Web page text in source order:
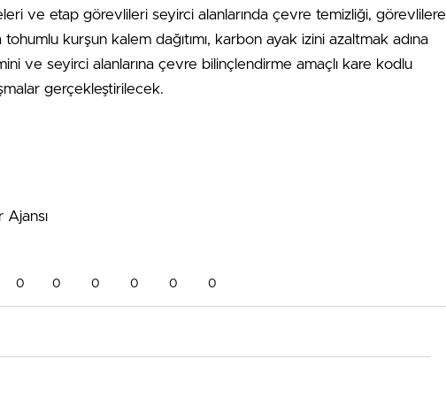
ve etap görevlileri seyirci alanlarında çevre temizliği, görevlilere
kurşun kalem dağıtımı, karbon ayak izini azaltmak adına
ve seyirci alanlarına çevre bilinçlendirme amaçlı kare kodlu
gerçekleştirilecek.
Ajansı
0 0 0 0 0 0